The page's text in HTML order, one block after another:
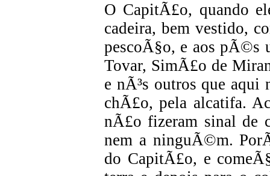
O CapitÃ£o, quando
cadeira, bem vestido,
pescoÃ§o, e aos pÃ©s
Tovar, SimÃ£o de
e nÃ³s outros que aqui
chÃ£o, pela alcatifa.
nÃ£o fizeram sinal de
nem a ninguÃ©m.
do CapitÃ£o, e